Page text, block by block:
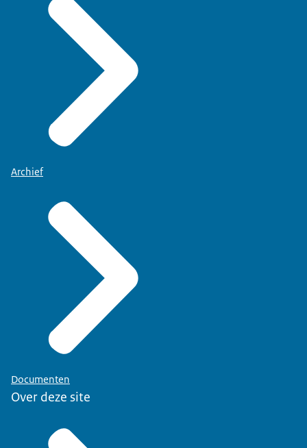
Archief
Documenten
Over deze site